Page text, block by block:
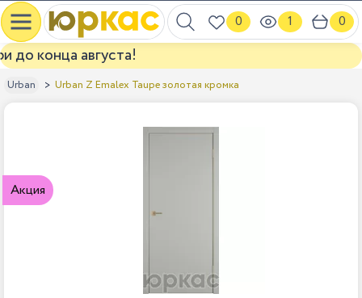
0 1 0
конца августа!
Urban Urban Z Emalex Taupe золотая кромка
Акция